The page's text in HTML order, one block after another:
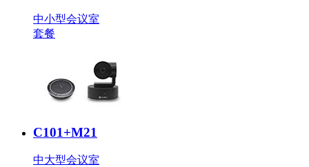
中小型会议室
套餐
C101+M21
中大型会议室